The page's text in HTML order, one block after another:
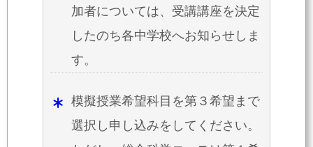
加者については、受講講座を決定
したのち各中学校へお知らせしま
す。
模擬授業希望科目を第３希望まで
選択し申し込みをしてください。